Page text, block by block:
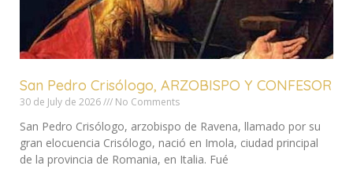
San Pedro Crisólogo, ARZOBISPO Y CONFESOR
30 de July de 2026 No Comments
San Pedro Crisólogo, arzobispo de Ravena, llamado por su
gran elocuencia Crisólogo, nació en Imola, ciudad principal
de la provincia de Romania, en Italia. Fué